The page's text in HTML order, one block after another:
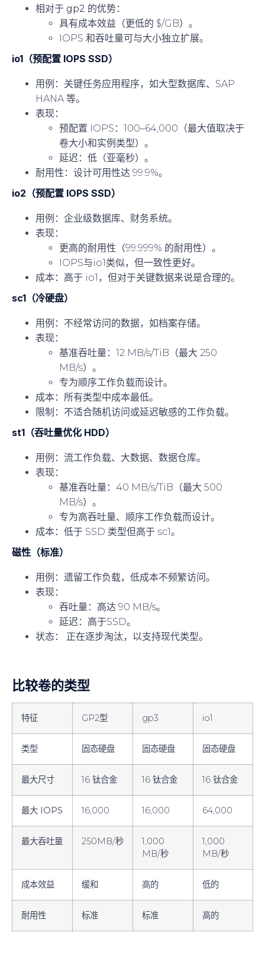
相对于 gp2 的优势：
具有成本效益（更低的 $/GB）。
IOPS 和吞吐量可与大小独立扩展。
io1（预配置 IOPS SSD）
用例 ：关键任务应用程序，如大型数据库、SAP
HANA 等。
表现：
预配置 IOPS：100–64,000（最大值取决于
卷大小和实例类型）。
延迟：低（亚毫秒）。
耐用性 ：设计可用性达 99.9%。
io2（预配置 IOPS SSD）
用例 ：企业级数据库、财务系统。
表现：
更高的耐用性（99.999% 的耐用性）。
IOPS与io1类似，但一致性更好。
成本：高于 io1，但对于关键数据来说是合理的。
sc1（冷硬盘）
用例 ：不经常访问的数据，如档案存储。
表现：
基准吞吐量：12 MB/s/TiB（最大 250
MB/s）。
专为顺序工作负载而设计。
成本：所有类型中成本最低。
限制 ：不适合随机访问或延迟敏感的工作负载。
st1（吞吐量优化 HDD）
用例 ：流工作负载、大数据、数据仓库。
表现：
基准吞吐量：40 MB/s/TiB（最大 500
MB/s）。
专为高吞吐量、顺序工作负载而设计。
成本：低于 SSD 类型但高于 sc1。
磁性（标准）
用例 ：遗留工作负载，低成本不频繁访问。
表现：
吞吐量：高达 90 MB/s。
延迟：高于SSD。
状态： 正在逐步淘汰，以支持现代类型。
比较卷的类型
特征 GP2型 gp3 io1
类型 固态硬盘 固态硬盘 固态硬盘
最大尺寸 16 钛合金 16 钛合金 16 钛合金
最大 IOPS 16,000 16,000 64,000
最大吞吐量 250MB/秒
1,000
MB/秒
1,000
MB/秒
成本效益 缓和 高的 低的
耐用性 标准 标准 高的